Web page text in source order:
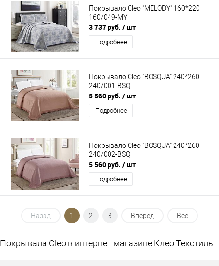
Покрывало Cleo "MELODY" 160*220
160/049-MY
3 737 руб. / шт
Подробнее
Покрывало Cleo "BOSQUA" 240*260
240/001-BSQ
5 560 руб. / шт
Подробнее
Покрывало Cleo "BOSQUA" 240*260
240/002-BSQ
5 560 руб. / шт
Подробнее
Назад 1 2 3 Вперед Все
Покрывала Cleo в интернет магазине Клео Текстиль